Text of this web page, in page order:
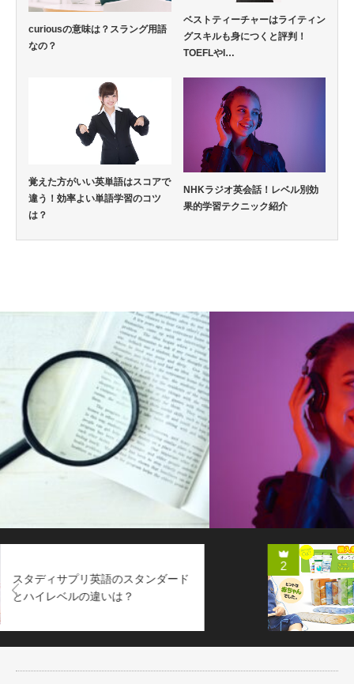
curiousの意味は？スラング用語
なの？
ベストティーチャーはライティン
グスキルも身につくと評判！
TOEFLやI…
覚えた方がいい英単語はスコアで
違う！効率よい単語学習のコツ
は？
NHKラジオ英会話！レベル別効
果的学習テクニック紹介
ネイティブイングリッシュの口コミ
を検証！メリットや教材の評価は？
Next